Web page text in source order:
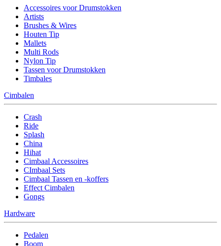
Accessoires voor Drumstokken
Artists
Brushes & Wires
Houten Tip
Mallets
Multi Rods
Nylon Tip
Tassen voor Drumstokken
Timbales
Cimbalen
Crash
Ride
Splash
China
Hihat
Cimbaal Accessoires
CImbaal Sets
Cimbaal Tassen en -koffers
Effect Cimbalen
Gongs
Hardware
Pedalen
Boom